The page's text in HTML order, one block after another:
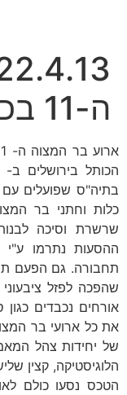
ה-11 בכותל
כלות וחתני בר
שרשרת וסיכה
ההסעות נתרמו ע"י
תחבורה. גם הפעם
שהפכה לפזל
אורחים נכבדים
את כל ארועי בר
של יחידות צהל
הלוגיסטיקה, קצין
הטכס נסעו כולם